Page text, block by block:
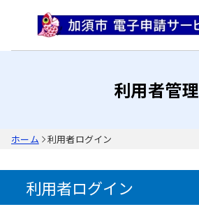
利用者管理
ホーム 利用者ログイン
利用者ログイン